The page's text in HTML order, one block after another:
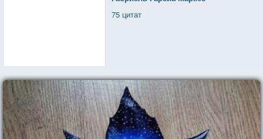
75 цитат